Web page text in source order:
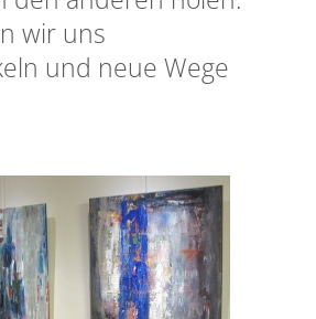
wir uns
und neue Wege